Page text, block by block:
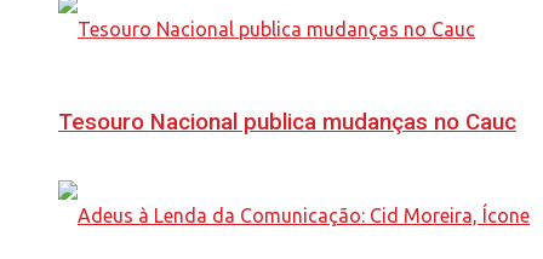
Tesouro Nacional publica mudanças no Cauc